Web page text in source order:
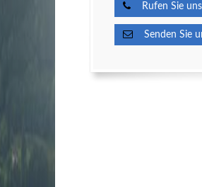
Rufen Sie
Senden Sie